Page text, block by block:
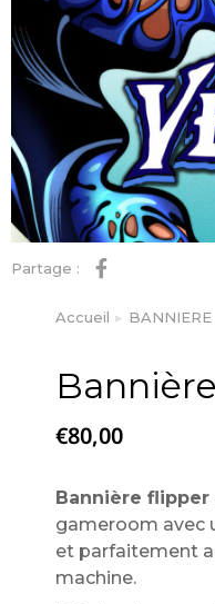
Partage :
Vous êtes ici :
Accueil BANNIERE
€80,00
Bannière flipper
gameroom avec
et parfaitement
machine.